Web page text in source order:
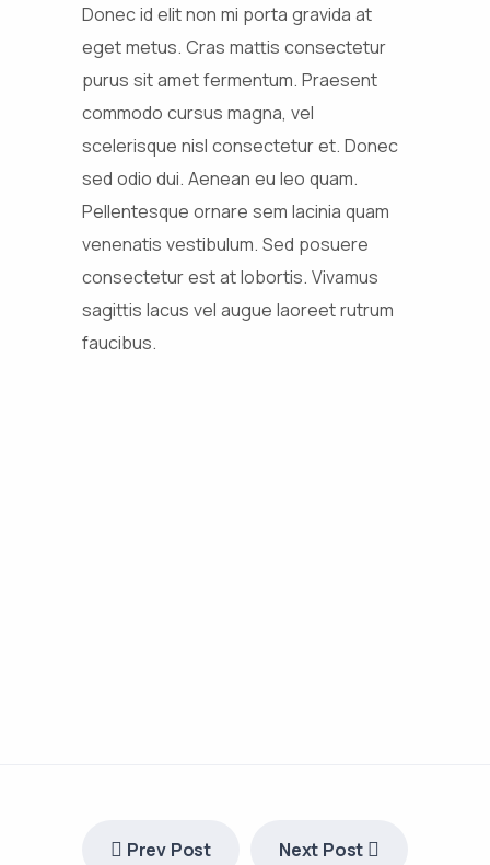
Donec id elit non mi porta gravida at
eget metus. Cras mattis consectetur
purus sit amet fermentum. Praesent
commodo cursus magna, vel
scelerisque nisl consectetur et. Donec
sed odio dui. Aenean eu leo quam.
Pellentesque ornare sem lacinia quam
venenatis vestibulum. Sed posuere
consectetur est at lobortis. Vivamus
sagittis lacus vel augue laoreet rutrum
faucibus.
Prev Post Next Post